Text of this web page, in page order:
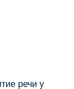
речи у